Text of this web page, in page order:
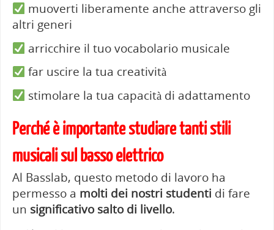
muoverti liberamente anche attraverso gli
altri generi
arricchire il tuo vocabolario musicale
far uscire la tua creatività
stimolare la tua capacità di adattamento
Perché è importante studiare tanti stili
musicali sul basso elettrico
Al Basslab, questo metodo di lavoro ha
permesso a molti dei nostri studenti di fare
un significativo salto di livello.